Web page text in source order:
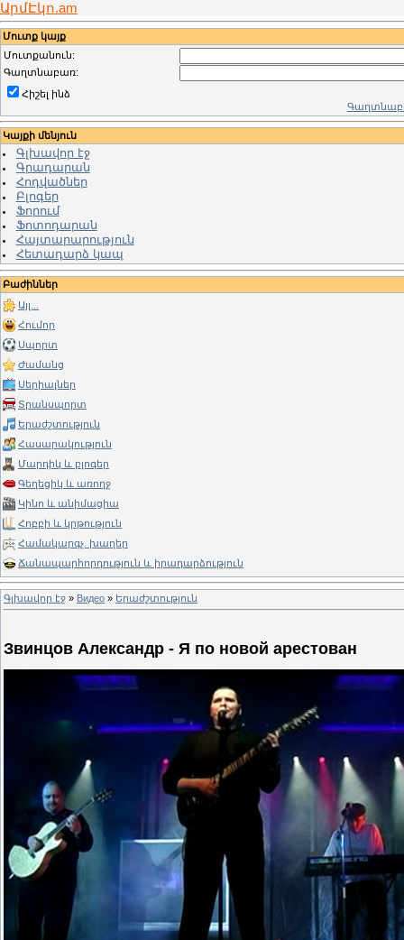
ԱրմԷկո.am
Մուտք կայք
Մուտքանուն:
Գաղտնաբառ:
Հիշել ինձ
Կայքի մենյուն
Գլխավոր էջ
Գրադարան
Հոդվածներ
Բլոգեր
Ֆորում
Ֆոտոդարան
Հայտարարություն
Հետադարձ կապ
Բաժիններ
Այլ...
Հումոր
Սպորտ
Ժամանց
Սերիալներ
Տրանսպորտ
Երաժշտություն
Հասարակություն
Մարդիկ և բլոգեր
Գեղեցիկ և առողջ
Կինո և անիմացիա
Հոբբի և կրթություն
Համակարգչ. խաղեր
Ճանապարհորդություն և իրադարձություն
Գլխավոր էջ » Видео » Երաժշտություն
Звинцов Александр - Я по новой арестован